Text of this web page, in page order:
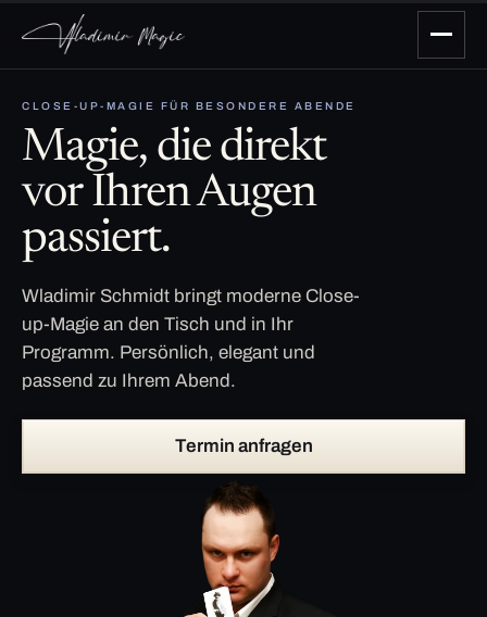
CLOSE-UP-MAGIE FÜR BESONDERE ABENDE
Magie, die direkt
vor Ihren Augen
passiert.
Wladimir Schmidt bringt moderne Close-
up-Magie an den Tisch und in Ihr
Programm. Persönlich, elegant und
passend zu Ihrem Abend.
Termin anfragen